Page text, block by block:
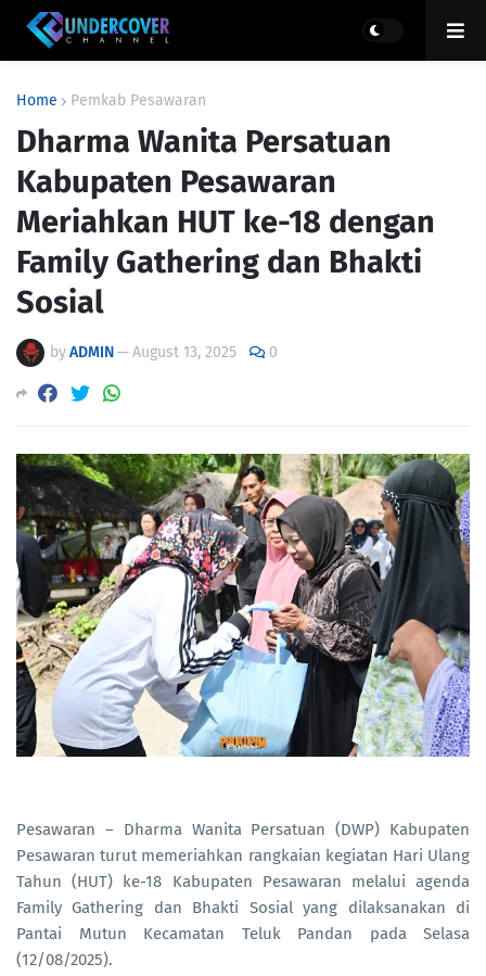
Home Pemkab Pesawaran
Dharma Wanita Persatuan
Kabupaten Pesawaran
Meriahkan HUT ke-18 dengan
Family Gathering dan Bhakti
Sosial
byADMIN—August 13, 2025 0
Pesawaran – Dharma Wanita Persatuan (DWP) Kabupaten
Pesawaran turut memeriahkan rangkaian kegiatan Hari Ulang
Tahun (HUT) ke-18 Kabupaten Pesawaran melalui agenda
Family Gathering dan Bhakti Sosial yang dilaksanakan di
Pantai Mutun Kecamatan Teluk Pandan pada Selasa
(12/08/2025).